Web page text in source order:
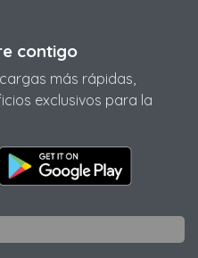
contigo
más rápidas,
exclusivos para la